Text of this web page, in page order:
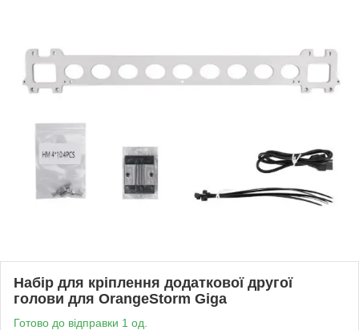
Набір для кріплення додаткової другої
голови для OrangeStorm Giga
Готово до відправки 1 од.